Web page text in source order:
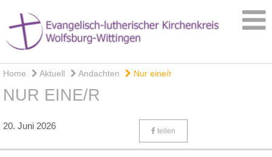
Home Aktuell Andachten Nur eine/r
NUR EINE/R
20. Juni 2026 teilen